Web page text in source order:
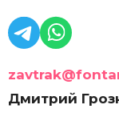
Дмитрий